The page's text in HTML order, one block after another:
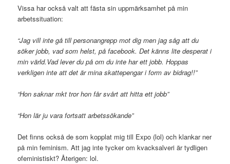
Vissa har också valt att fästa sin uppmärksamhet på min
arbetssituation:
“Jag vill inte gå till personangrepp mot dig men jag såg att du
söker jobb, vad som helst, på facebook.Det känns lite desperat i
min värld.Vad lever du på om du inte har ett jobb. Hoppas
verkligen inte att det är mina skattepengar i form av bidrag!!”
“Hon saknar mkt tror hon får svårt att hitta ett jobb”
“Hon lär ju vara fortsatt arbetssökande”
Det finns också de som kopplat mig till Expo (lol) och klankar ner
på min feminism. Att jag inte tycker om kvacksalveri är tydligen
ofeministiskt? Återigen: lol.